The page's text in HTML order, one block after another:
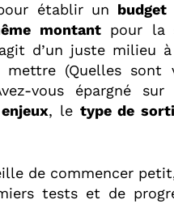
établir un budget
montantpour la
d’un juste milieu
(Quelles sont
vous épargné
, le type de
de commencer
tests et de